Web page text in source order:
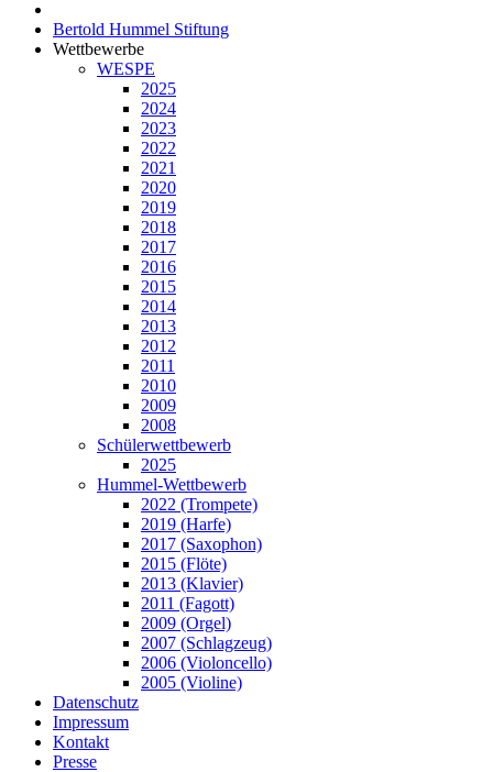
Bertold Hummel Stiftung
Wettbewerbe
WESPE
2025
2024
2023
2022
2021
2020
2019
2018
2017
2016
2015
2014
2013
2012
2011
2010
2009
2008
Schülerwettbewerb
2025
Hummel-Wettbewerb
2022 (Trompete)
2019 (Harfe)
2017 (Saxophon)
2015 (Flöte)
2013 (Klavier)
2011 (Fagott)
2009 (Orgel)
2007 (Schlagzeug)
2006 (Violoncello)
2005 (Violine)
Datenschutz
Impressum
Kontakt
Presse